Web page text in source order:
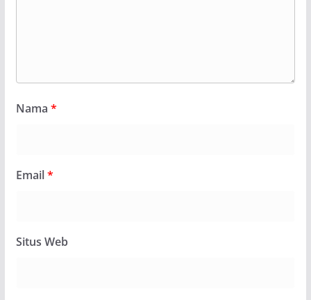
Nama *
Email*
Situs Web